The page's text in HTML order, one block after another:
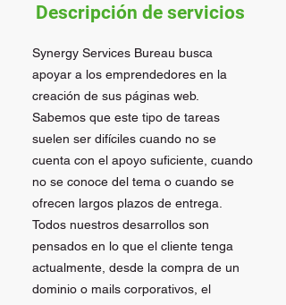
Descripción de servicios
Synergy Services Bureau busca
apoyar a los emprendedores en la
creación de sus páginas web.
Sabemos que este tipo de tareas
suelen ser difíciles cuando no se
cuenta con el apoyo suficiente, cuando
no se conoce del tema o cuando se
ofrecen largos plazos de entrega.
Todos nuestros desarrollos son
pensados en lo que el cliente tenga
actualmente, desde la compra de un
dominio o mails corporativos, el